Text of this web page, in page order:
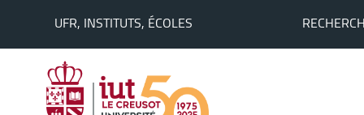
UFR, INSTITUTS, ÉCOLES